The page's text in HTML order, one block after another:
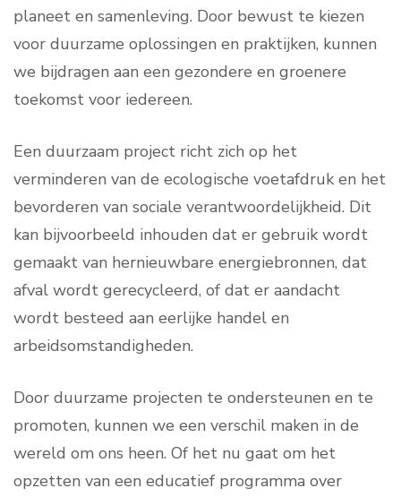
planeet en samenleving. Door bewust te kiezen
voor duurzame oplossingen en praktijken, kunnen
we bijdragen aan een gezondere en groenere
toekomst voor iedereen.
Een duurzaam project richt zich op het
verminderen van de ecologische voetafdruk en het
bevorderen van sociale verantwoordelijkheid. Dit
kan bijvoorbeeld inhouden dat er gebruik wordt
gemaakt van hernieuwbare energiebronnen, dat
afval wordt gerecycleerd, of dat er aandacht
wordt besteed aan eerlijke handel en
arbeidsomstandigheden.
Door duurzame projecten te ondersteunen en te
promoten, kunnen we een verschil maken in de
wereld om ons heen. Of het nu gaat om het
opzetten van een educatief programma over